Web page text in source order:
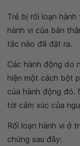
Trẻ bị rối loạn
hành vi của bản
tắc nào đã đặt ra.
Các hành động do
hiện một cách bột
của hành động đó.
tới cảm xúc của
Rối loạn hành vi ở
chứng sau đây: